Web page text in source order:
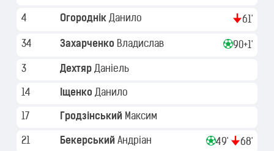
4 Огороднік Данило 61'
34 Захарченко Владислав 90+1'
3 Дехтяр Даніель
14 Іщенко Данило
17 Гродзінський Максим
21 Бекерський Андріан 49' 68'